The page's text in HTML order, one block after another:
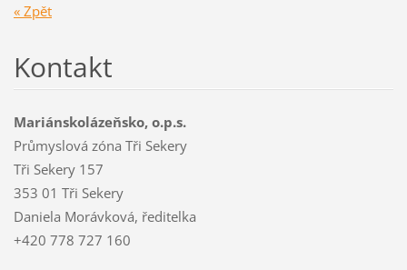
« Zpět
Kontakt
Mariánskolázeňsko, o.p.s.
Průmyslová zóna Tři Sekery
Tři Sekery 157
353 01 Tři Sekery
Daniela Morávková, ředitelka
+420 778 727 160